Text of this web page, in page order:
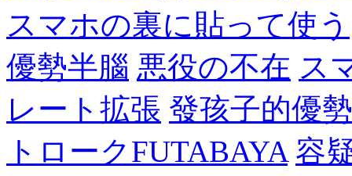
スマホの裏に貼って使う
優勢半腦 悪役の不在 ス
レート拡張 發孩子的優
トロークFUTABAYA 容